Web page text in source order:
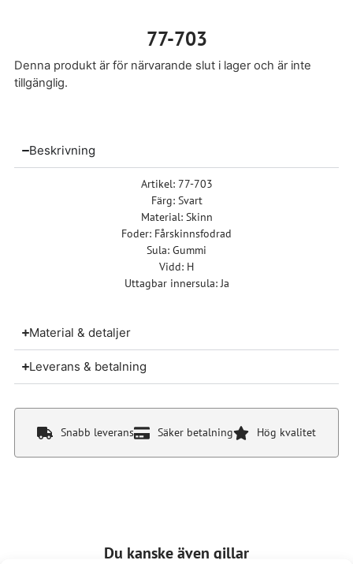
77-703
Denna produkt är för närvarande slut i lager och är inte
tillgänglig.
Beskrivning
Artikel: 77-703
Färg: Svart
Material: Skinn
Foder: Fårskinnsfodrad
Sula: Gummi
Vidd: H
Uttagbar innersula: Ja
Material & detaljer
Leverans & betalning
Snabb leverans Säker betalning Hög kvalitet
Du kanske även gillar